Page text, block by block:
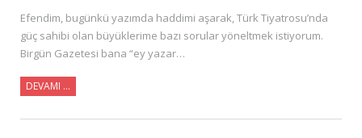
Efendim, bugünkü yazımda haddimi aşarak, Türk Tiyatrosu’nda
güç sahibi olan büyüklerime bazı sorular yöneltmek istiyorum.
Birgün Gazetesi bana “ey yazar…
DEVAMI …